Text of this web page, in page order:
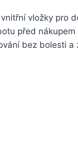
vložky pro
před
bez bolesti a